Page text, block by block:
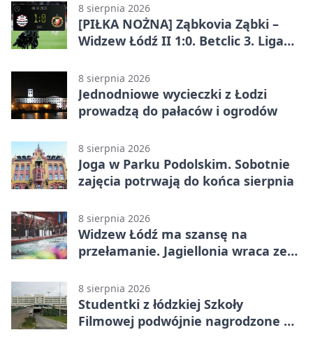
8 sierpnia 2026
[PIŁKA NOŻNA] Ząbkovia Ząbki –
Widzew Łódź II 1:0. Betclic 3. Liga
rozstrzygnięciem po przerwie
8 sierpnia 2026
Jednodniowe wycieczki z Łodzi
prowadzą do pałaców i ogrodów
8 sierpnia 2026
Joga w Parku Podolskim. Sobotnie
zajęcia potrwają do końca sierpnia
8 sierpnia 2026
Widzew Łódź ma szansę na
przełamanie. Jagiellonia wraca ze
8 sierpnia 2026
Studentki z łódzkiej Szkoły
Filmowej podwójnie nagrodzone na